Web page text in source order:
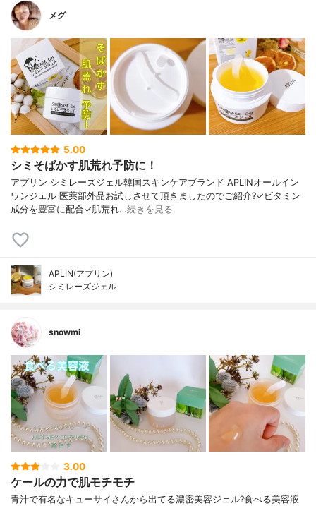
メグ
5.00
シミそばかす肌荒れ予防に！
アプリン シミレーズジェル韓国スキンケアブランド APLINオールイン
ワンジェル 医薬部外品お試しさせて頂きましたのでご紹介?✓ビタミン
成分を豊富に配合✓肌荒れ…続きを見る
APLIN(アプリン)
シミレーズジェル
snowmi
3.00
ケールの力で肌モチモチ
青汁で有名なキューサイさんから出てる濃密美容ジェル?食べる美容液